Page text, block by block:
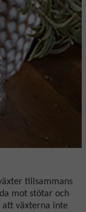
tillsammans
mot stötar och
att växterna inte